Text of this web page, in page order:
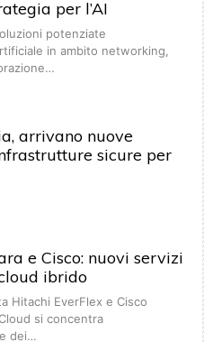
per l’AI
potenziate
in ambito networking,
arrivano nuove
sicure per
e Cisco: nuovi servizi
ibrido
Hitachi EverFlex e Cisco
si concentra
dei…